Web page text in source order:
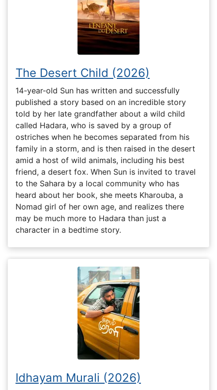
The Desert Child (2026)
14-year-old Sun has written and successfully
published a story based on an incredible story
told by her late grandfather about a wild child
called Hadara, who is saved by a group of
ostriches when he becomes separated from his
family in a storm, and is then raised in the desert
amid a host of wild animals, including his best
friend, a desert fox. When Sun is invited to travel
to the Sahara by a local community who has
heard about her book, she meets Kharouba, a
Nomad girl of her own age, and realizes there
may be much more to Hadara than just a
character in a bedtime story.
Idhayam Murali (2026)